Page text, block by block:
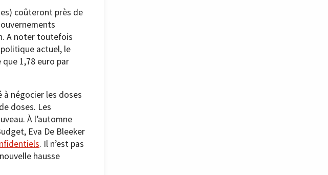
coûteront près de
A noter toutefois
actuel, le
1,78 euro par
à négocier les doses
doses. Les
À l’automne
Eva De Bleeker
. Il n’est pas
hausse